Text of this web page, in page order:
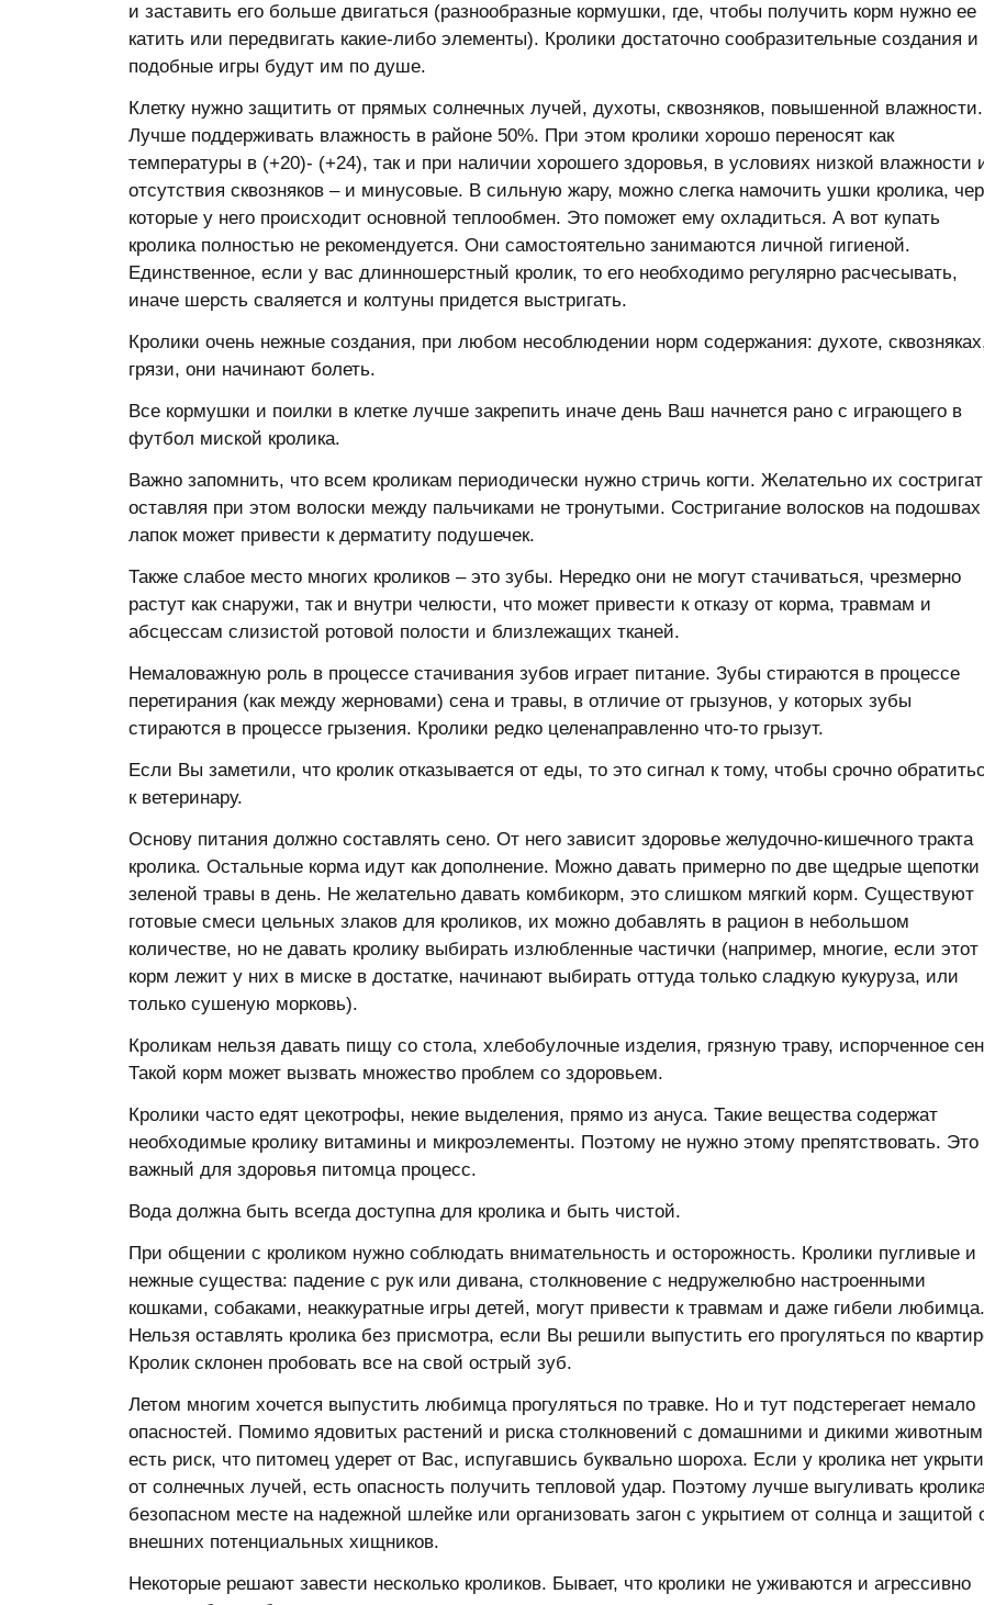
и заставить его больше двигаться (разнообразные кормушки, где, чтобы получить корм нужно ее
катить или передвигать какие-либо элементы). Кролики достаточно сообразительные создания и
подобные игры будут им по душе.
Клетку нужно защитить от прямых солнечных лучей, духоты, сквозняков, повышенной влажности.
Лучше поддерживать влажность в районе 50%. При этом кролики хорошо переносят как
температуры в (+20)- (+24), так и при наличии хорошего здоровья, в условиях низкой влажности
отсутствия сквозняков – и минусовые. В сильную жару, можно слегка намочить ушки кролика,
которые у него происходит основной теплообмен. Это поможет ему охладиться. А вот купать
кролика полностью не рекомендуется. Они самостоятельно занимаются личной гигиеной.
Единственное, если у вас длинношерстный кролик, то его необходимо регулярно расчесывать,
иначе шерсть сваляется и колтуны придется выстригать.
Кролики очень нежные создания, при любом несоблюдении норм содержания: духоте,
грязи, они начинают болеть.
Все кормушки и поилки в клетке лучше закрепить иначе день Ваш начнется рано с играющего в
футбол миской кролика.
Важно запомнить, что всем кроликам периодически нужно стричь когти. Желательно их
оставляя при этом волоски между пальчиками не тронутыми. Состригание волосков на подошвах
лапок может привести к дерматиту подушечек.
Также слабое место многих кроликов – это зубы. Нередко они не могут стачиваться, чрезмерно
растут как снаружи, так и внутри челюсти, что может привести к отказу от корма, травмам и
абсцессам слизистой ротовой полости и близлежащих тканей.
Немаловажную роль в процессе стачивания зубов играет питание. Зубы стираются в процессе
перетирания (как между жерновами) сена и травы, в отличие от грызунов, у которых зубы
стираются в процессе грызения. Кролики редко целенаправленно что-то грызут.
Если Вы заметили, что кролик отказывается от еды, то это сигнал к тому, чтобы срочно
к ветеринару.
Основу питания должно составлять сено. От него зависит здоровье желудочно-кишечного тракта
кролика. Остальные корма идут как дополнение. Можно давать примерно по две щедрые щепотки
зеленой травы в день. Не желательно давать комбикорм, это слишком мягкий корм. Существуют
готовые смеси цельных злаков для кроликов, их можно добавлять в рацион в небольшом
количестве, но не давать кролику выбирать излюбленные частички (например, многие, если этот
корм лежит у них в миске в достатке, начинают выбирать оттуда только сладкую кукуруза, или
только сушеную морковь).
Кроликам нельзя давать пищу со стола, хлебобулочные изделия, грязную траву, испорченное
Такой корм может вызвать множество проблем со здоровьем.
Кролики часто едят цекотрофы, некие выделения, прямо из ануса. Такие вещества содержат
необходимые кролику витамины и микроэлементы. Поэтому не нужно этому препятствовать. Это
важный для здоровья питомца процесс.
Вода должна быть всегда доступна для кролика и быть чистой.
При общении с кроликом нужно соблюдать внимательность и осторожность. Кролики пугливые и
нежные существа: падение с рук или дивана, столкновение с недружелюбно настроенными
кошками, собаками, неаккуратные игры детей, могут привести к травмам и даже гибели любимца.
Нельзя оставлять кролика без присмотра, если Вы решили выпустить его прогуляться по
Кролик склонен пробовать все на свой острый зуб.
Летом многим хочется выпустить любимца прогуляться по травке. Но и тут подстерегает немало
опасностей. Помимо ядовитых растений и риска столкновений с домашними и дикими
есть риск, что питомец удерет от Вас, испугавшись буквально шороха. Если у кролика нет
от солнечных лучей, есть опасность получить тепловой удар. Поэтому лучше выгуливать
безопасном месте на надежной шлейке или организовать загон с укрытием от солнца и защитой
внешних потенциальных хищников.
Некоторые решают завести несколько кроликов. Бывает, что кролики не уживаются и агрессивно